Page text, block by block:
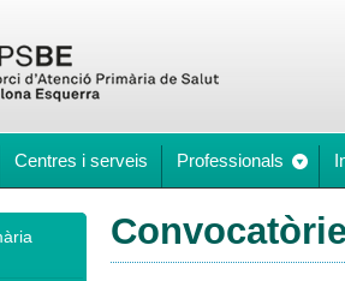
Centres i serveis Professionals